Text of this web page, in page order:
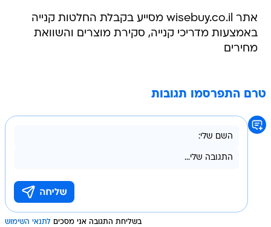
אתר wisebuy.co.il מסייע בקבלת החלטות קנייה
באמצעות מדריכי קנייה, סקירת מוצרים והשוואת
מחירים
טרם התפרסמו תגובות
בשליחת התגובה אני מסכים לתנאי השימוש